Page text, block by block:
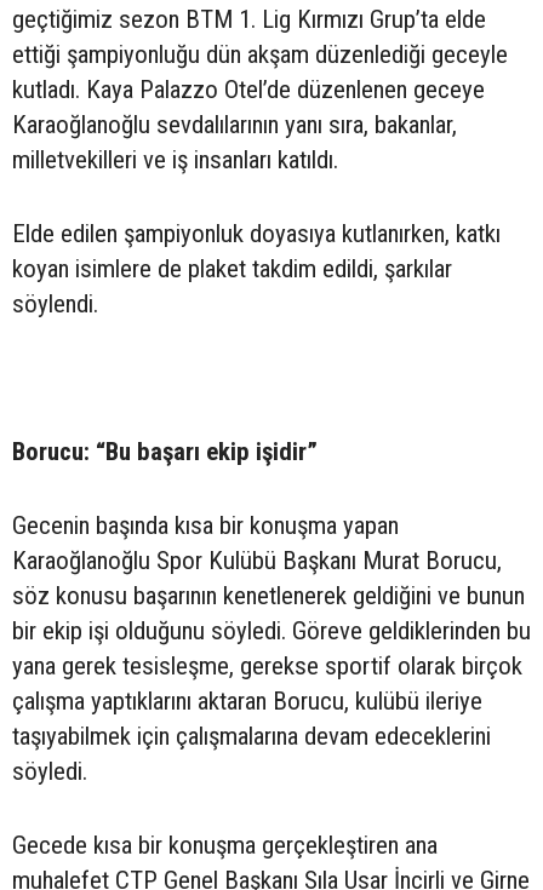
geçtiğimiz sezon BTM 1. Lig Kırmızı Grup’ta elde
ettiği şampiyonluğu dün akşam düzenlediği geceyle
kutladı. Kaya Palazzo Otel’de düzenlenen geceye
Karaoğlanoğlu sevdalılarının yanı sıra, bakanlar,
milletvekilleri ve iş insanları katıldı.
Elde edilen şampiyonluk doyasıya kutlanırken, katkı
koyan isimlere de plaket takdim edildi, şarkılar
söylendi.
Borucu: “Bu başarı ekip işidir”
Gecenin başında kısa bir konuşma yapan
Karaoğlanoğlu Spor Kulübü Başkanı Murat Borucu,
söz konusu başarının kenetlenerek geldiğini ve bunun
bir ekip işi olduğunu söyledi. Göreve geldiklerinden bu
yana gerek tesisleşme, gerekse sportif olarak birçok
çalışma yaptıklarını aktaran Borucu, kulübü ileriye
taşıyabilmek için çalışmalarına devam edeceklerini
söyledi.
Gecede kısa bir konuşma gerçekleştiren ana
muhalefet CTP Genel Başkanı Sıla Usar İncirli ve Girne